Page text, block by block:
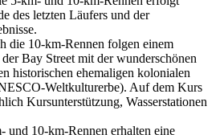
des letzten Läufers und der
die 10-km-Rennen folgen einem
Bay Street mit der wunderschönen
historischen ehemaligen kolonialen
Weltkulturerbe). Auf dem Kurs
Kursunterstützung, Wasserstationen
und 10-km-Rennen erhalten eine